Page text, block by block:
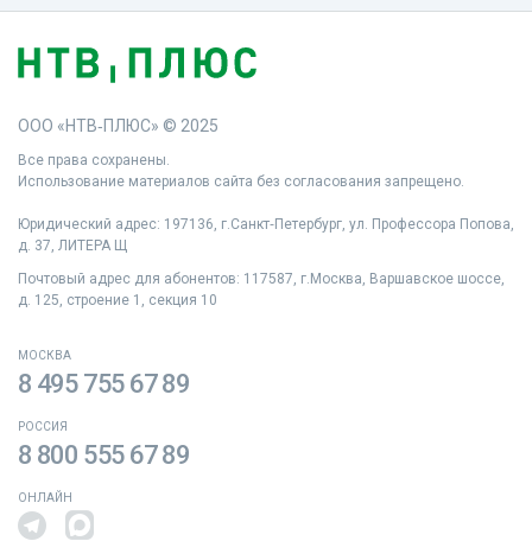
ООО «НТВ‑ПЛЮС» © 2025
Все права сохранены.
Использование материалов сайта без согласования запрещено.
Юридический адрес: 197136, г.Санкт‑Петербург, ул. Профессора Попова,
д. 37, ЛИТЕРА Щ
Почтовый адрес для абонентов: 117587, г.Москва, Варшавское шоссе,
д. 125, строение 1, секция 10
МОСКВА
8 495 755 67 89
РОССИЯ
8 800 555 67 89
ОНЛАЙН